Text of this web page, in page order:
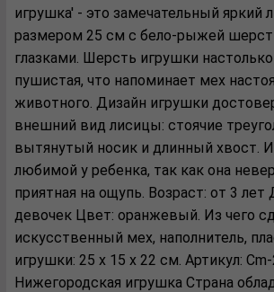
игрушка' - это замечательный яркий
размером 25 см с бело-рыжей
глазками. Шерсть игрушки
пушистая, что напоминает мех
животного. Дизайн игрушки
внешний вид лисицы: стоячие
вытянутый носик и длинный хвост.
любимой у ребенка, так как она
приятная на ощупь. Возраст: от 3 лет
девочек Цвет: оранжевый. Из чего
искусственный мех, наполнитель,
игрушки: 25 х 15 х 22 см. Артикул:
Нижегородская игрушка Страна